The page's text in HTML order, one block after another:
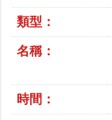
類型：
名稱：
時間：